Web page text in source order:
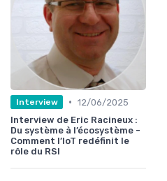
Interview • 12/06/2025
Interview de Eric Racineux :
Du système à l’écosystème -
Comment l’IoT redéfinit le
rôle du RSI